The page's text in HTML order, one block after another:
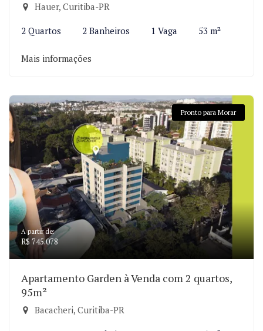
Hauer, Curitiba-PR
2 Quartos 2 Banheiros 1 Vaga 53 m²
Mais informações
Pronto para Morar
A partir de:
R$ 745.078
Apartamento Garden à Venda com 2 quartos,
95m²
Bacacheri, Curitiba-PR